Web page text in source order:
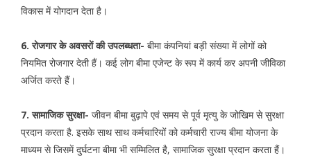
विकास में योगदान देता है।
6. रोजगार के अवसरों की उपलब्धता- बीमा कंपनियां बड़ी संख्या में लोगों को
नियमित रोजगार देती हैं। कई लोग बीमा एजेन्ट के रूप में कार्य कर अपनी जीविका
अर्जित करते हैं।
7. सामाजिक सुरक्षा- जीवन बीमा बुढ़ापे एवं समय से पूर्व मृत्यु के जोखिम से सुरक्षा
प्रदान करता है. इसके साथ साथ कर्मचारियों को कर्मचारी राज्य बीमा योजना के
माध्यम से जिसमें दुर्घटना बीमा भी सम्मिलित है, सामाजिक सुरक्षा प्रदान करता हैं।